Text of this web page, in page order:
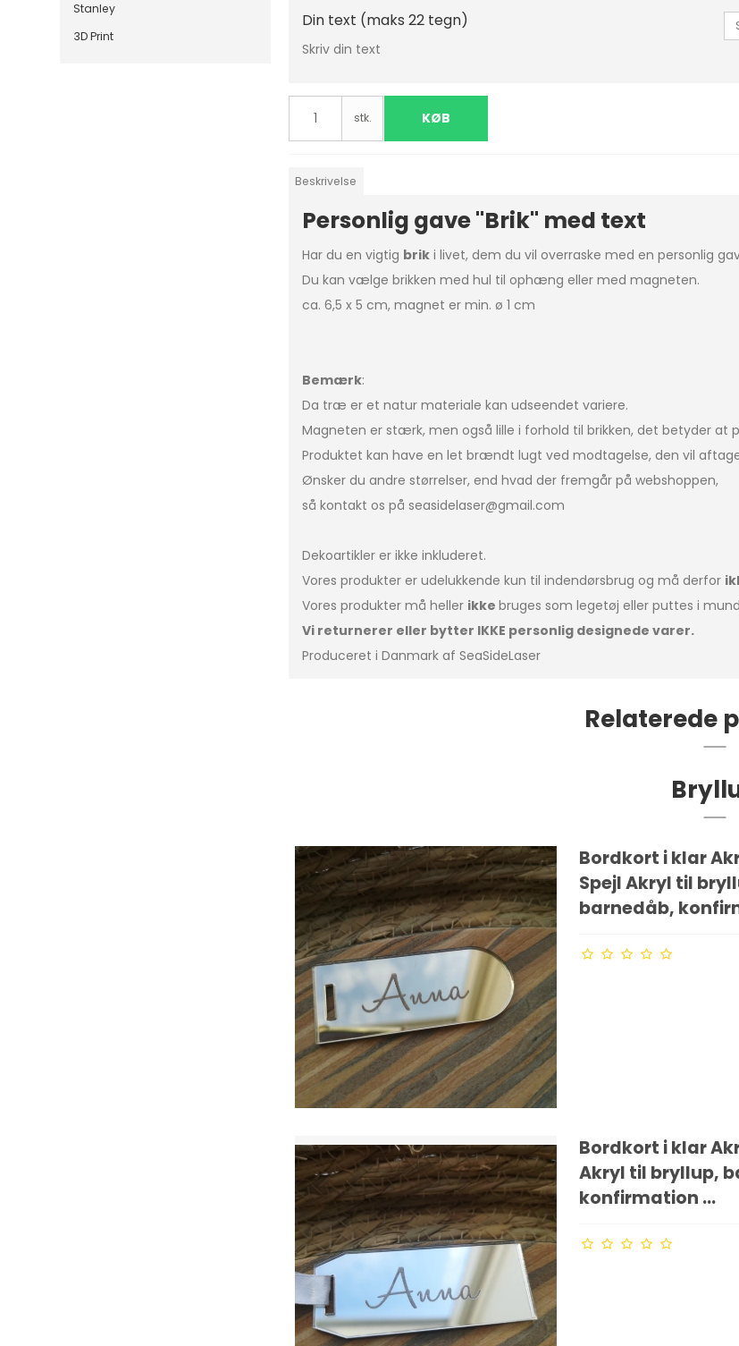
Stanley
3D Print
Din text (maks 22 tegn)
Skriv din text
stk. KØB
Beskrivelse
Personlig gave"Brik" med text
Har du en vigtig brik i livet, dem du vil overraske med en personlig
Du kan vælge brikken med hul til ophæng eller med magneten.
ca. 6,5 x 5 cm, magnet er min. ø 1 cm
Bemærk:
Da træ er et natur materiale kan udseendet variere.
Magneten er stærk, men også lille i forhold til brikken, det betyder
Produktet kan have en let brændt lugt ved modtagelse, den vil
Ønsker du andre størrelser, end hvad der fremgår på webshoppen,
så kontakt os på seasidelaser@gmail.com
Dekoartikler er ikke inkluderet.
Vores produkter er udelukkende kun til indendørsbrug og må derfor
Vores produkter må heller ikkebruges som legetøj eller puttes i
Vi returnerer eller bytter IKKE personlig designede varer.
Produceret i Danmark af SeaSideLaser
Relaterede
Bordkort i klar
Spejl Akryl til
barnedåb,
Bordkort i klar
Akryl til bryllup,
konfirmation ...